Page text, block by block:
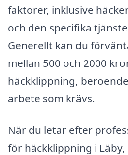
faktorer, inklusive
och den specifika
Generellt kan du
mellan 500 och 2000
häckklippning,
arbete som krävs.
När du letar efter
för häckklippning i